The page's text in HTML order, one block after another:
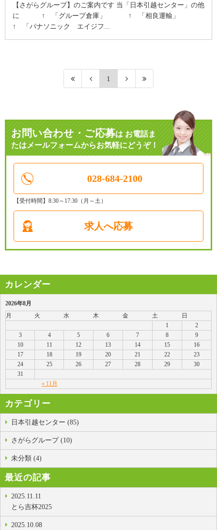
【さがらグループ】のご案内です 当「日本引越センター」の他
に ↑ 「グループ倉庫」 ↑ 「相良運輸」
↑ 「パナソニック エイジフ...
1
お問い合わせ・ご応募はお電話ま
たはメールフォームからお気軽にどうぞ！
028-684-2100
【受付時間】8:30～17:30（月～土）
求人へ応募
カレンダー
2026年8月
月
火 水 木 金 土 日
« 11月
1
2
3
4 5 6 7 8
9
10
11 12 13 14 15
16
17
18 19 20 21 22
23
24
25 26 27 28 29
30
31
カテゴリー
日本引越センター (85)
さがらグループ (10)
未分類 (4)
最近の記事
2025.11.11
とら吉杯2025
2025.10.08